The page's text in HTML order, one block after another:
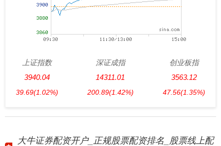
上证指数
3940.04
39.69(1.02%)
深证成指
14311.01
200.89(1.42%)
创业板指
3563.12
47.56(1.35%)
大牛证券配资开户_正规股票配资排名_股票线上配